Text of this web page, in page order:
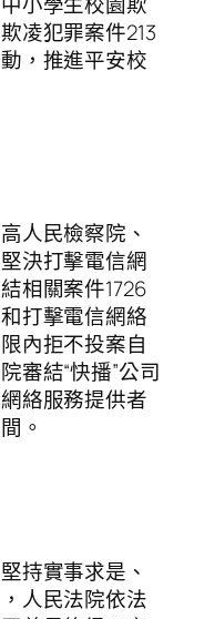
凌犯罪案件213
，推進平安校
人民檢察院、
決打擊電信網
相關案件1726
打擊電信網絡
內拒不投案自
審結“快播”公司
絡服務提供者
。
持實事求是、
人民法院依法